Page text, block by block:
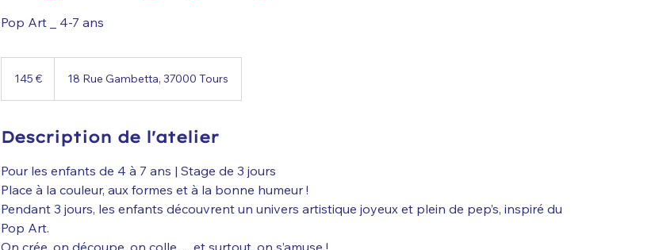
Pop Art _ 4-7 ans
145 € 18 Rue Gambetta, 37000 Tours
Description de l'atelier
Pour les enfants de 4 à 7 ans | Stage de 3 jours
Place à la couleur, aux formes et à la bonne humeur !
Pendant 3 jours, les enfants découvrent un univers artistique joyeux et plein de pep’s, inspiré du
Pop Art.
On crée, on découpe, on colle… et surtout, on s’amuse !